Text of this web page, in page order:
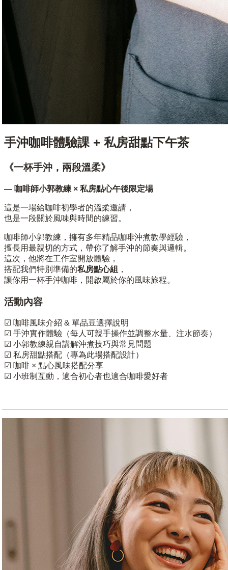
手沖咖啡體驗課 + 私房甜點下午茶
《一杯手沖，兩段溫柔》
— 咖啡師小郭教練 × 私房點心午後限定場
這是一場給咖啡初學者的溫柔邀請，
也是一段關於風味與時間的練習。
咖啡師小郭教練，擁有多年精品咖啡沖煮教學經驗，
擅長用最親切的方式，帶你了解手沖的節奏與邏輯。
這次，他將在工作室開放體驗，
搭配我們特別準備的私房點心組 ，
讓你用一杯手沖咖啡，開啟屬於你的風味旅程。
活動內容
☑ 咖啡風味介紹 & 單品豆選擇說明
☑ 手沖實作體驗（每人可親手操作並調整水量、注水節奏）
☑ 小郭教練親自講解沖煮技巧與常見問題
☑ 私房甜點搭配（專為此場搭配設計）
☑ 咖啡 × 點心風味搭配分享
☑ 小班制互動，適合初心者也適合咖啡愛好者